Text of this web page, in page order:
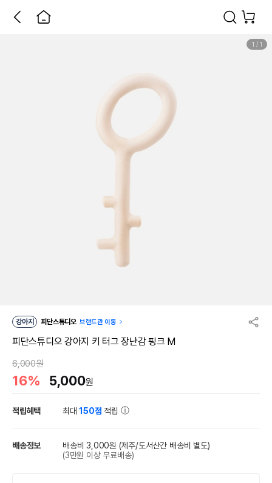
1 / 1
강아지 피단스튜디오 브랜드관 이동
피단스튜디오 강아지 키 터그 장난감 핑크 M
6,000원
16% 5,000원
적립혜택 최대150점 적립
배송정보 배송비 3,000원 (제주/도서산간 배송비 별도)
(3만원 이상 무료배송)